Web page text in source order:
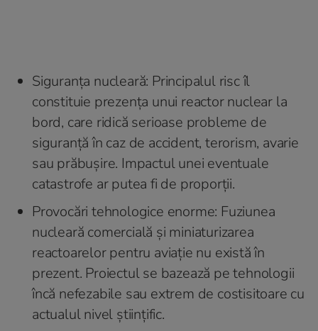
Siguranța nucleară: Principalul risc îl
constituie prezența unui reactor nuclear la
bord, care ridică serioase probleme de
siguranță în caz de accident, terorism, avarie
sau prăbușire. Impactul unei eventuale
catastrofe ar putea fi de proporții.
Provocări tehnologice enorme: Fuziunea
nucleară comercială și miniaturizarea
reactoarelor pentru aviație nu există în
prezent. Proiectul se bazează pe tehnologii
încă nefezabile sau extrem de costisitoare cu
actualul nivel științific.